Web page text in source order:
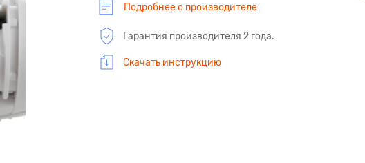
Подробнее о производителе
Гарантия производителя 2 года.
Скачать инструкцию